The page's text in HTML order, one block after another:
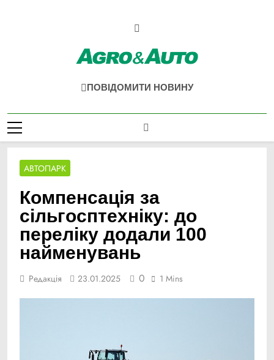
Agro & Auto
Новини Агротеху Та Логістики
ПОВІДОМИТИ НОВИНУ
АВТОПАРК
Компенсація за
сільгосптехніку: до
переліку додали 100
найменувань
Редакція 23.01.2025 0 1 Mins